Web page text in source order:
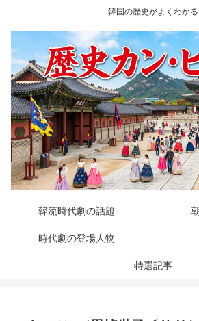
韓国の歴史がよくわかる
韓流時代劇の話題
時代劇の登場人物
特選記事